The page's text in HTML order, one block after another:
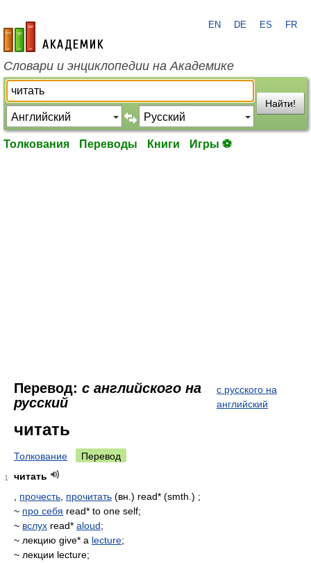
academic.ru
EN DE ES FR
Словари и энциклопедии на Академике
Найти!
Толкования Переводы Книги Игры ⚽
Перевод: с английского на
русский
с русского на
английский
читать
Толкование Перевод
1
читать
прочесть прочитать (вн.) read* (smth.) ;
~ про себя read* to one self;
~ вслух read* aloud;
~ лекцию give* a lecture;
~ лекции lecture;